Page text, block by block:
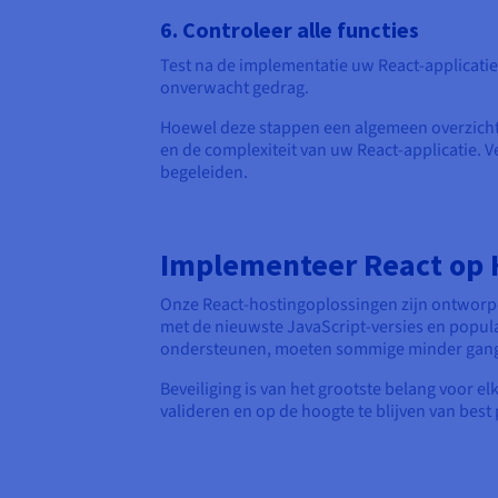
6. Controleer alle functies
Test na de implementatie uw React-
onverwacht gedrag.
Hoewel deze stappen een algemeen
en de complexiteit van uw React-applicatie.
begeleiden.
Implementeer React op
Onze React-hostingoplossingen zijn
met de nieuwste JavaScript-versies en
ondersteunen, moeten sommige minder
Beveiliging is van het grootste belang voor
valideren en op de hoogte te blijven van